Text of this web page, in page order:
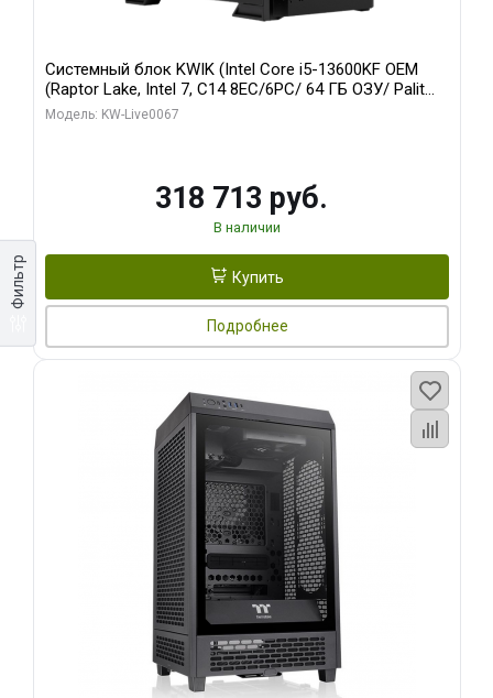
Фильтр
Системный блок KWIK (Intel Core i5-13600KF OEM
(Raptor Lake, Intel 7, C14 8EC/6PC/ 64 ГБ ОЗУ/ Palit
RTX5080 GAMINGPRO OC 16GB GDDR7 256bit 3xDP
Модель: KW-Live0067
318 713 руб.
В наличии
Купить
Подробнее